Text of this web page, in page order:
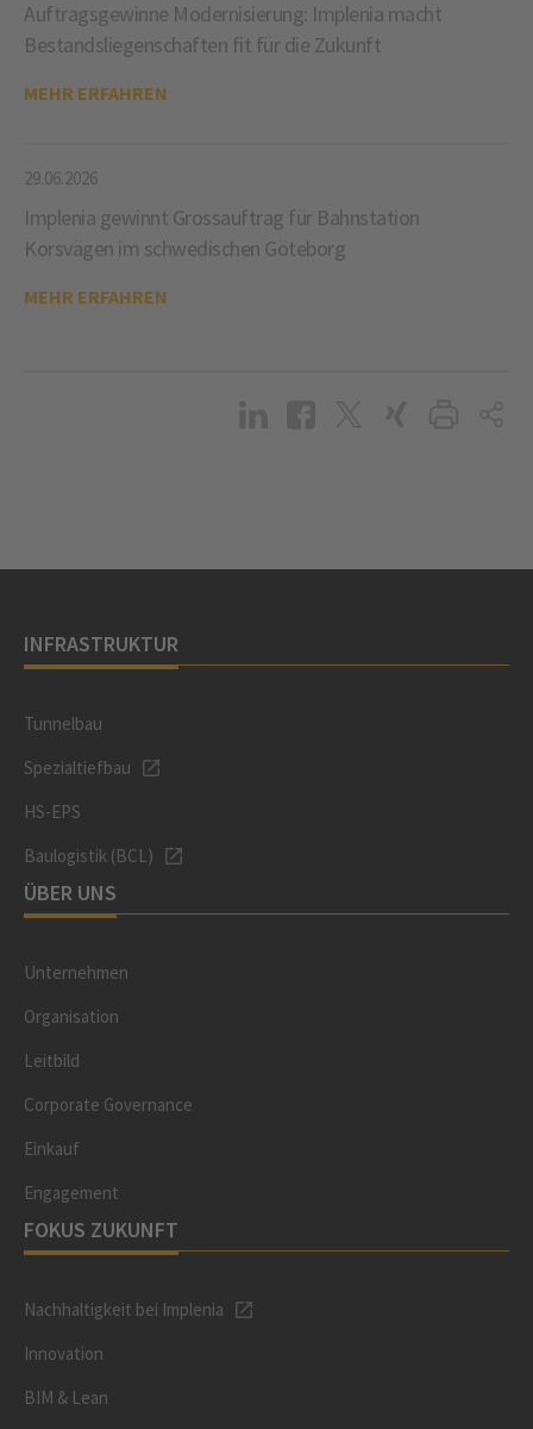
Auftragsgewinne Modernisierung: Implenia macht
Bestandsliegenschaften fit für die Zukunft
MEHR ERFAHREN
29.06.2026
Implenia gewinnt Grossauftrag für Bahnstation
Korsvägen im schwedischen Göteborg
MEHR ERFAHREN
INFRASTRUKTUR
Tunnelbau
Spezialtiefbau
HS-EPS
Baulogistik (BCL)
ÜBER UNS
Unternehmen
Organisation
Leitbild
Corporate Governance
Einkauf
Engagement
FOKUS ZUKUNFT
Nachhaltigkeit bei Implenia
Innovation
BIM & Lean